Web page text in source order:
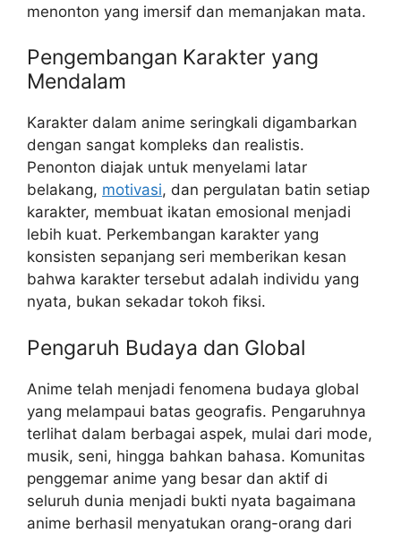
menonton yang imersif dan memanjakan mata.
Pengembangan Karakter yang
Mendalam
Karakter dalam anime seringkali digambarkan
dengan sangat kompleks dan realistis.
Penonton diajak untuk menyelami latar
belakang, motivasi, dan pergulatan batin setiap
karakter, membuat ikatan emosional menjadi
lebih kuat. Perkembangan karakter yang
konsisten sepanjang seri memberikan kesan
bahwa karakter tersebut adalah individu yang
nyata, bukan sekadar tokoh fiksi.
Pengaruh Budaya dan Global
Anime telah menjadi fenomena budaya global
yang melampaui batas geografis. Pengaruhnya
terlihat dalam berbagai aspek, mulai dari mode,
musik, seni, hingga bahkan bahasa. Komunitas
penggemar anime yang besar dan aktif di
seluruh dunia menjadi bukti nyata bagaimana
anime berhasil menyatukan orang-orang dari